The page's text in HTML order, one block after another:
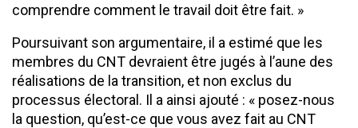
comprendre comment le travail doit être fait. »
Poursuivant son argumentaire, il a estimé que les
membres du CNT devraient être jugés à l’aune des
réalisations de la transition, et non exclus du
processus électoral. Il a ainsi ajouté : « posez-nous
la question, qu’est-ce que vous avez fait au CNT